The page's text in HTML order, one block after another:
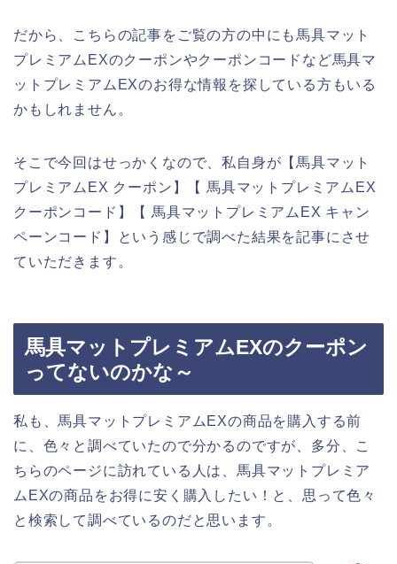
だから、こちらの記事をご覧の方の中にも馬具マット
プレミアムEXのクーポンやクーポンコードなど馬具マ
ットプレミアムEXのお得な情報を探している方もいる
かもしれません。
そこで今回はせっかくなので、私自身が【馬具マット
プレミアムEX クーポン】【 馬具マットプレミアムEX
クーポンコード】【 馬具マットプレミアムEX キャン
ペーンコード】という感じで調べた結果を記事にさせ
ていただきます。
馬具マットプレミアムEXのクーポン
ってないのかな～
私も、馬具マットプレミアムEXの商品を購入する前
に、色々と調べていたので分かるのですが、多分、こ
ちらのページに訪れている人は、馬具マットプレミア
ムEXの商品をお得に安く購入したい！と、思って色々
と検索して調べているのだと思います。